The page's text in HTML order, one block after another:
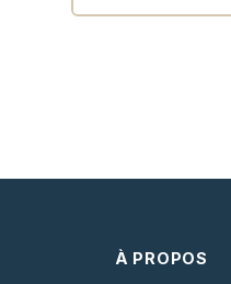
À PROPOS